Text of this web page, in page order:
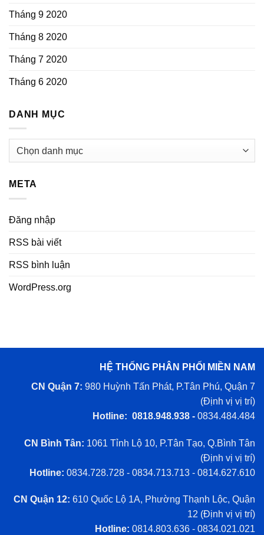
Tháng 9 2020
Tháng 8 2020
Tháng 7 2020
Tháng 6 2020
DANH MỤC
Danh
META
Đăng nhập
RSS bài viết
RSS bình luận
WordPress.org
HỆ THỐNG PHÂN PHỐI MIỀN NAM
CN Quận 7: 980 Huỳnh Tấn Phát, P.Tân Phú, Quận 7
(Định vị vị trí)
Hotline: 0818.948.938 - 0834.484.484
CN Bình Tân: 1061 Tỉnh Lộ 10, P.Tân Tạo, Q.Bình Tân
(Định vị vị trí)
Hotline: 0834.728.728 - 0834.713.713 - 0814.627.610
CN Quận 12: 610 Quốc Lộ 1A, Phường Thạnh Lộc, Quận
12 (Định vị vị trí)
Hotline: 0814.803.636 - 0834.021.021